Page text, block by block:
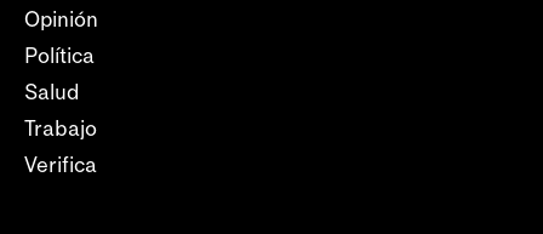
Opinión
Política
Salud
Trabajo
Verifica